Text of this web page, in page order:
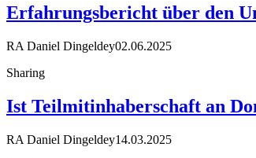
Erfahrungsbericht über den
RA Daniel Dingeldey02.06.2025
Sharing
Ist Teilmitinhaberschaft an
RA Daniel Dingeldey14.03.2025